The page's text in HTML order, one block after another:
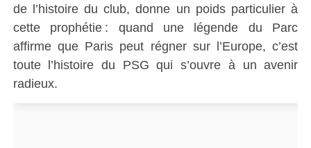
de l’histoire du club, donne un poids particulier à
cette prophétie : quand une légende du Parc
affirme que Paris peut régner sur l’Europe, c’est
toute l’histoire du PSG qui s’ouvre à un avenir
radieux.